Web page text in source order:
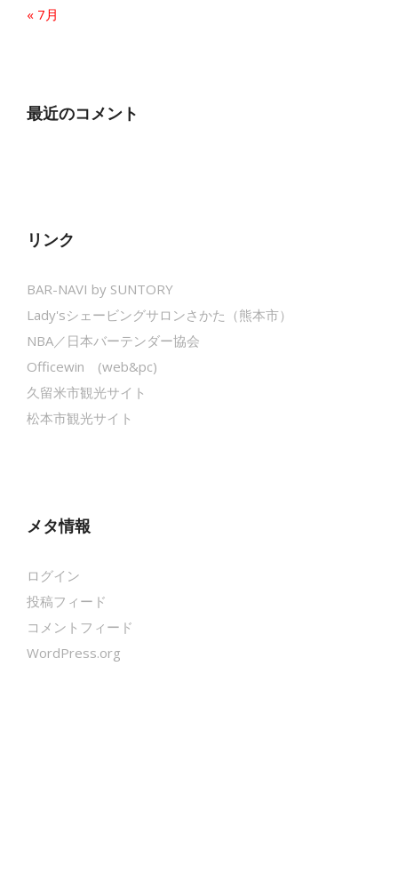
« 7月
最近のコメント
リンク
BAR-NAVI by SUNTORY
Lady'sシェービングサロンさかた（熊本市）
NBA／日本バーテンダー協会
Officewin (web&pc)
久留米市観光サイト
松本市観光サイト
メタ情報
ログイン
投稿フィード
コメントフィード
WordPress.org